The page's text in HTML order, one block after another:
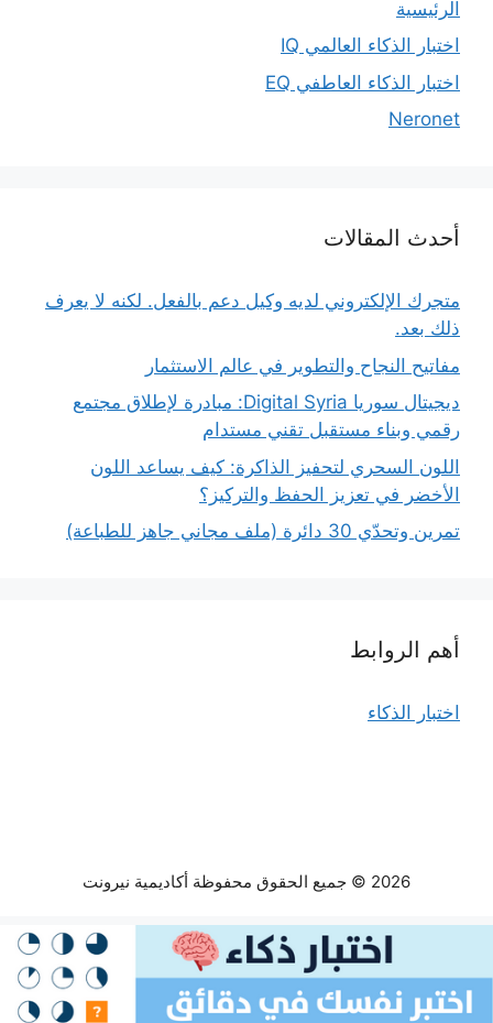
الرئيسية
اختبار الذكاء العالمي IQ
اختبار الذكاء العاطفي EQ
Neronet
أحدث المقالات
متجرك الإلكتروني لديه وكيل دعم بالفعل. لكنه لا يعرف
ذلك بعد.
مفاتيح النجاح والتطوير في عالم الاستثمار
ديجيتال سوريا Digital Syria: مبادرة لإطلاق مجتمع
رقمي وبناء مستقبل تقني مستدام
اللون السحري لتحفيز الذاكرة: كيف يساعد اللون
الأخضر في تعزيز الحفظ والتركيز؟
تمرين وتحدّي 30 دائرة (ملف مجاني جاهز للطباعة)
أهم الروابط
اختبار الذكاء
2026 © جميع الحقوق محفوظة أكاديمية نيرونت